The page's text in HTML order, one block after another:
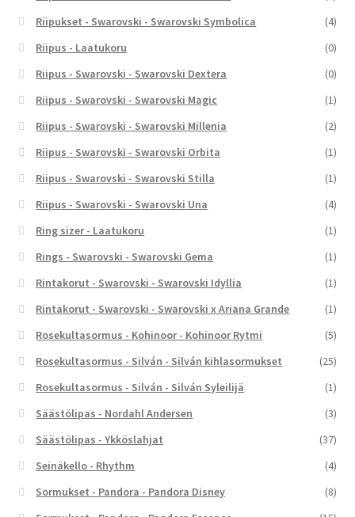
Riipukset - Swarovski - Swarovski Symbolica
(4)
Riipus - Laatukoru
(0)
Riipus - Swarovski - Swarovski Dextera
(0)
Riipus - Swarovski - Swarovski Magic
(1)
Riipus - Swarovski - Swarovski Millenia
(2)
Riipus - Swarovski - Swarovski Orbita
(1)
Riipus - Swarovski - Swarovski Stilla
(1)
Riipus - Swarovski - Swarovski Una
(4)
Ring sizer - Laatukoru
(1)
Rings - Swarovski - Swarovski Gema
(1)
Rintakorut - Swarovski - Swarovski Idyllia
(1)
Rintakorut - Swarovski - Swarovski x Ariana Grande
(1)
Rosekultasormus - Kohinoor - Kohinoor Rytmi
(5)
Rosekultasormus - Silván - Silván kihlasormukset
(25)
Rosekultasormus - Silván - Silván Syleilijä
(1)
Säästölipas - Nordahl Andersen
(3)
Säästölipas - Ykköslahjat
(37)
Seinäkello - Rhythm
(4)
Sormukset - Pandora - Pandora Disney
(8)